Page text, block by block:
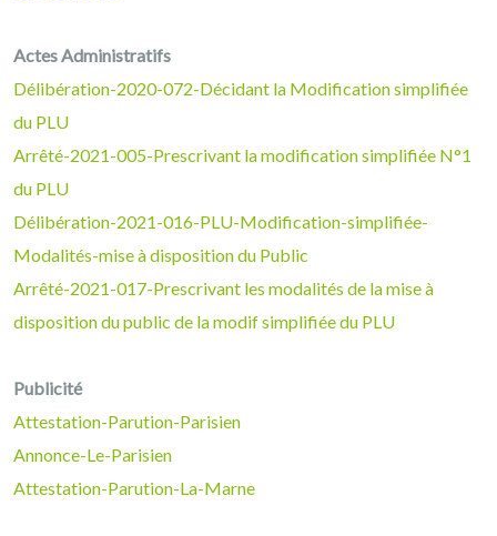
Actes Administratifs
Délibération-2020-072-Décidant la Modification simplifiée
du PLU
Arrêté-2021-005-Prescrivant la modification simplifiée N°1
du PLU
Délibération-2021-016-PLU-Modification-simplifiée-
Modalités-mise à disposition du Public
Arrêté-2021-017-Prescrivant les modalités de la mise à
disposition du public de la modif simplifiée du PLU
Publicité
Attestation-Parution-Parisien
Annonce-Le-Parisien
Attestation-Parution-La-Marne